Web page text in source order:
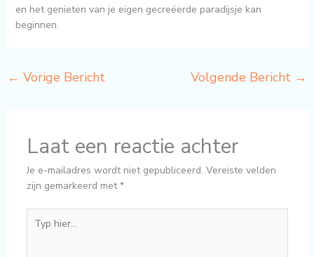
en het genieten van je eigen gecreëerde paradijsje kan
beginnen.
← Vorige Bericht Volgende Bericht →
Laat een reactie achter
Je e-mailadres wordt niet gepubliceerd. Vereiste velden
zijn gemarkeerd met*
hier...